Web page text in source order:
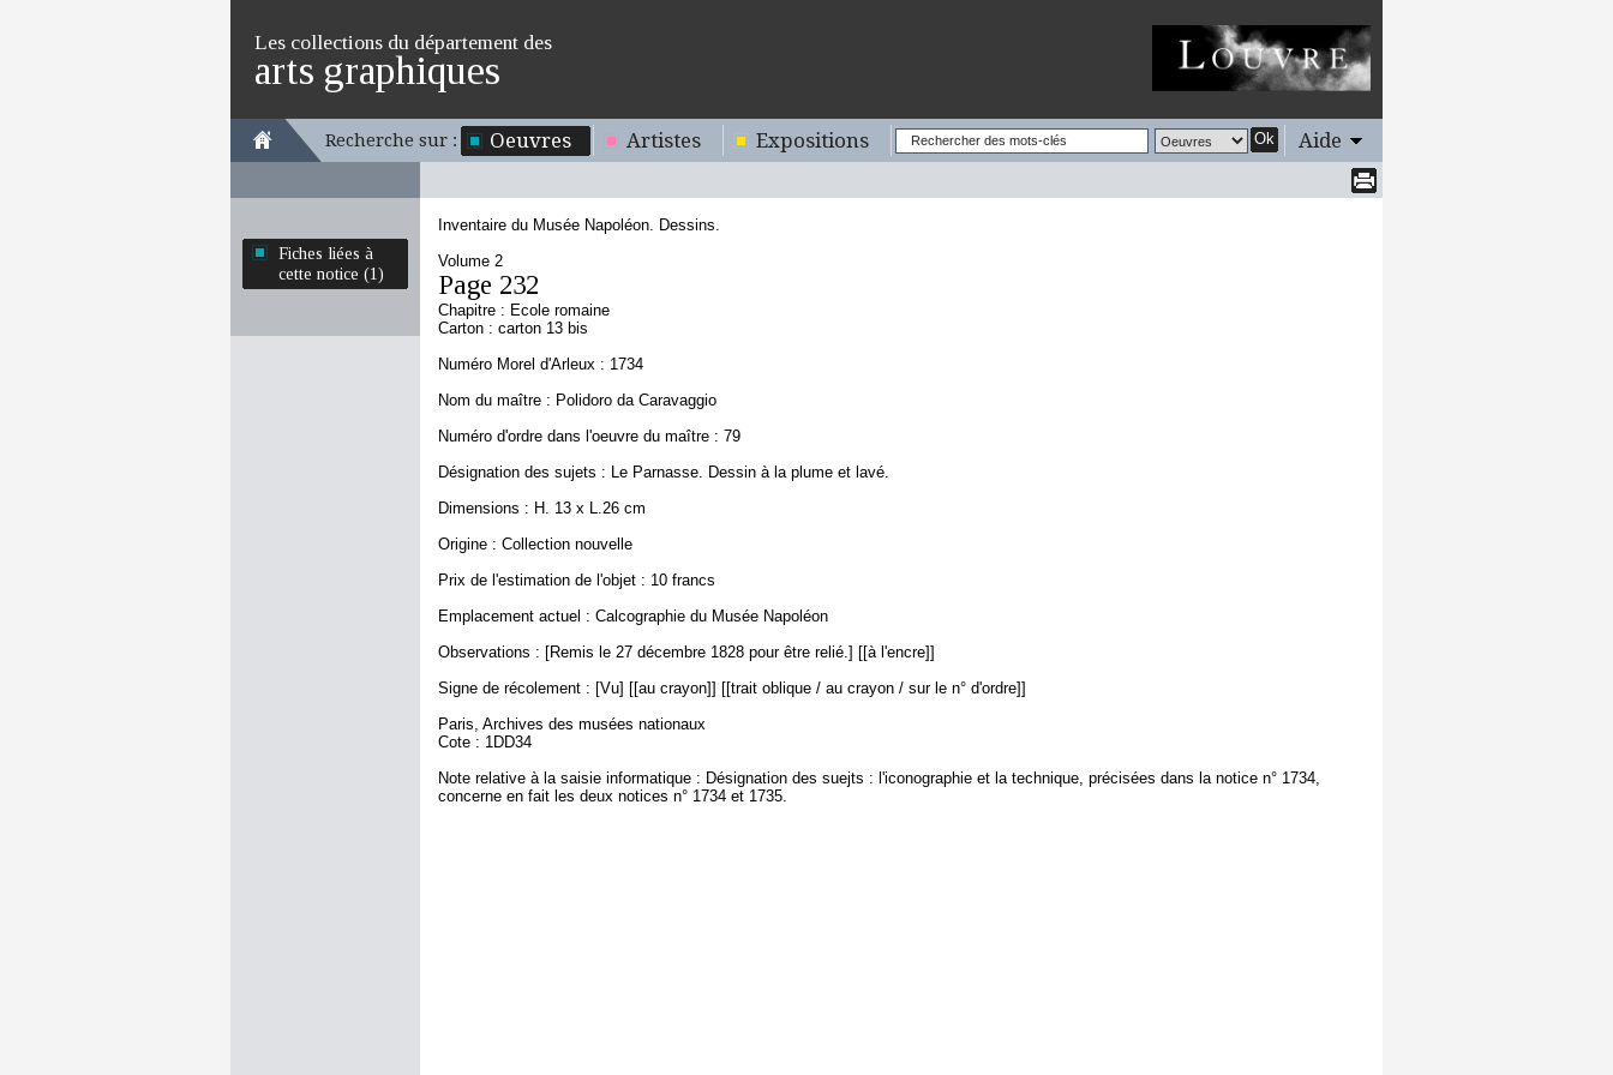
Les collections du département des
arts graphiques
Recherche sur : Oeuvres Artistes Expositions Ok Aide
Fiches liées à
cette notice (1)
Inventaire du Musée Napoléon. Dessins.
Volume 2
Page 232
Chapitre : Ecole romaine
Carton : carton 13 bis
Numéro Morel d'Arleux : 1734
Nom du maître : Polidoro da Caravaggio
Numéro d'ordre dans l'oeuvre du maître : 79
Désignation des sujets : Le Parnasse. Dessin à la plume et lavé.
Dimensions : H. 13 x L.26 cm
Origine : Collection nouvelle
Prix de l'estimation de l'objet : 10 francs
Emplacement actuel : Calcographie du Musée Napoléon
Observations : [Remis le 27 décembre 1828 pour être relié.] [[à l'encre]]
Signe de récolement : [Vu] [[au crayon]] [[trait oblique / au crayon / sur le n° d'ordre]]
Paris, Archives des musées nationaux
Cote : 1DD34
Note relative à la saisie informatique : Désignation des suejts : l'iconographie et la technique, précisées dans la notice n° 1734,
concerne en fait les deux notices n° 1734 et 1735.